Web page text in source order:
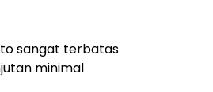
sangat terbatas
minimal